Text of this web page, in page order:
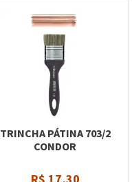
TRINCHA PÁTINA 703/2
CONDOR